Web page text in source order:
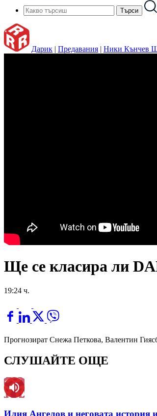
Дарик | Предавания | Ники Кънчев
Ще се класира ли
19:24 ч.
Прогнозират Снежа Петкова, Валентин
СЛУШАЙТЕ ОЩЕ